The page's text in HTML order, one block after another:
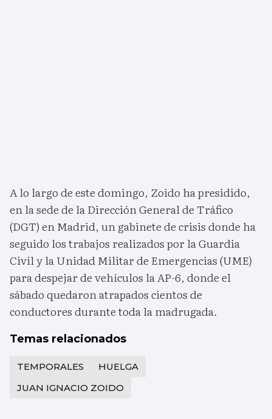
A lo largo de este domingo, Zoido ha presidido,
en la sede de la Dirección General de Tráfico
(DGT) en Madrid, un gabinete de crisis donde ha
seguido los trabajos realizados por la Guardia
Civil y la Unidad Militar de Emergencias (UME)
para despejar de vehículos la AP-6, donde el
sábado quedaron atrapados cientos de
conductores durante toda la madrugada.
Temas relacionados
TEMPORALES
HUELGA
JUAN IGNACIO ZOIDO